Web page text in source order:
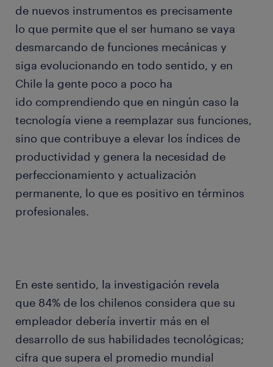
de nuevos instrumentos es precisamente
lo que permite que el ser humano se vaya
desmarcando de funciones mecánicas y
siga evolucionando en todo sentido, y en
Chile la gente poco a poco ha
ido comprendiendo que en ningún caso la
tecnología viene a reemplazar sus funciones,
sino que contribuye a elevar los índices de
productividad y genera la necesidad de
perfeccionamiento y actualización
permanente, lo que es positivo en términos
profesionales.
En este sentido, la investigación revela
que 84% de los chilenos considera que su
empleador debería invertir más en el
desarrollo de sus habilidades tecnológicas;
cifra que supera el promedio mundial